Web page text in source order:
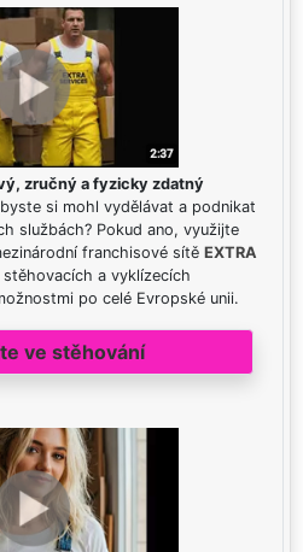
zručný a fyzicky zdatný
si mohl vydělávat a podnikat
službách? Pokud ano, využijte
franchisové sítě EXTRA
a vyklízecích
po celé Evropské unii.
ve stěhování